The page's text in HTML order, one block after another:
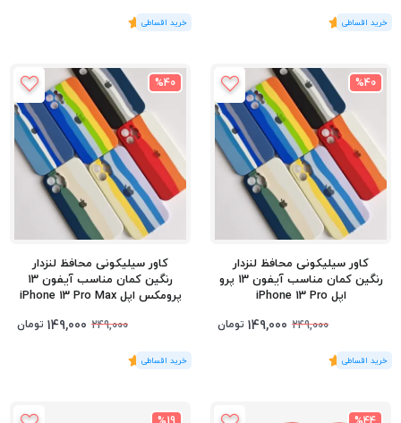
(1رای)
5
(1رای)
5
%40
کاور سیلیکونی محافظ لنزدار
رنگین کمان مناسب آیفون 13 پرو
اپل iPhone 13 Pro
249,000
149,000 تومان
(1رای)
5
%40
کاور سیلیکونی محافظ لنزدار
رنگین کمان مناسب آیفون 13
پرومکس اپل iPhone 13 Pro Max
249,000
149,000 تومان
(1رای)
5